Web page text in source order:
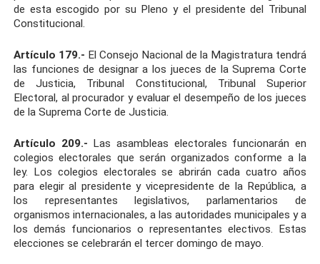
de esta escogido por su Pleno y el presidente del Tribunal
Constitucional.
Artículo 179.- El Consejo Nacional de la Magistratura tendrá
las funciones de designar a los jueces de la Suprema Corte
de Justicia, Tribunal Constitucional, Tribunal Superior
Electoral, al procurador y evaluar el desempeño de los jueces
de la Suprema Corte de Justicia.
Artículo 209.- Las asambleas electorales funcionarán en
colegios electorales que serán organizados conforme a la
ley. Los colegios electorales se abrirán cada cuatro años
para elegir al presidente y vicepresidente de la República, a
los representantes legislativos, parlamentarios de
organismos internacionales, a las autoridades municipales y a
los demás funcionarios o representantes electivos. Estas
elecciones se celebrarán el tercer domingo de mayo.